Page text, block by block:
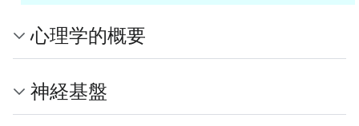
心理学的概要
神経基盤